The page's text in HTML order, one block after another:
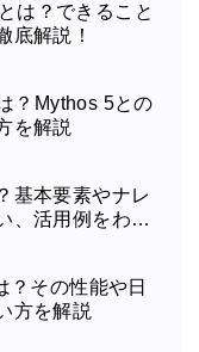
は？できること
底解説！
？Mythos 5との
を解説
基本要素やナレ
、活用例をわか
その性能や日
方を解説